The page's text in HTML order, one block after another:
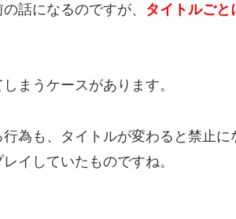
話になるのですが、 タイトルご
まうケースがあります。
為も、タイトルが変わると禁止に
イしていたものですね。